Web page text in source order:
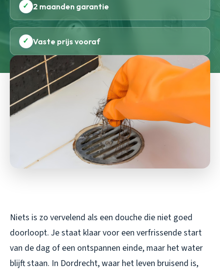
✓ 2 maanden garantie
✓ Vaste prijs vooraf
Niets is zo vervelend als een douche die niet goed
doorloopt. Je staat klaar voor een verfrissende start
van de dag of een ontspannen einde, maar het water
blijft staan. In Dordrecht, waar het leven bruisend is,